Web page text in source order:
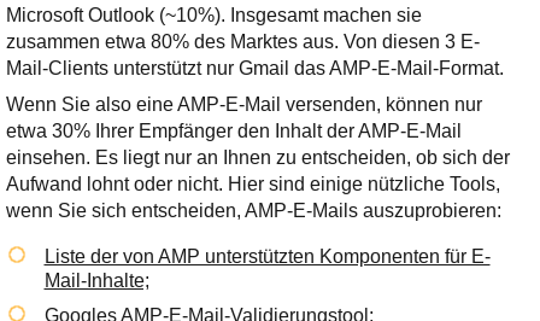
Microsoft Outlook (~10%). Insgesamt machen sie
zusammen etwa 80% des Marktes aus. Von diesen 3 E-
Mail-Clients unterstützt nur Gmail das AMP-E-Mail-Format.
Wenn Sie also eine AMP-E-Mail versenden, können nur
etwa 30% Ihrer Empfänger den Inhalt der AMP-E-Mail
einsehen. Es liegt nur an Ihnen zu entscheiden, ob sich der
Aufwand lohnt oder nicht. Hier sind einige nützliche Tools,
wenn Sie sich entscheiden, AMP-E-Mails auszuprobieren:
Liste der von AMP unterstützten Komponenten für E-
Mail-Inhalte;
Googles AMP-E-Mail-Validierungstool;